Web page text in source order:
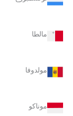
مالطا
مولدوفا
موناكو